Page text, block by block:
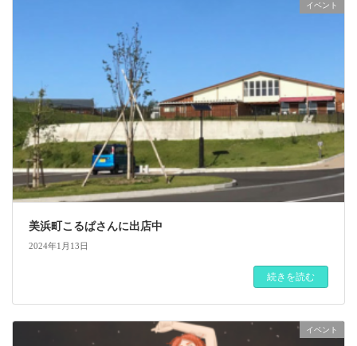
イベント
美浜町こるぱさんに出店中
2024年1月13日
続きを読む
イベント